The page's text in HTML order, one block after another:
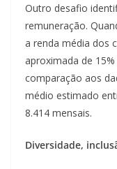
Outro desafio
remuneração.
a renda média dos
aproximada de
comparação aos
médio estimado
8.414 mensais.
Diversidade,